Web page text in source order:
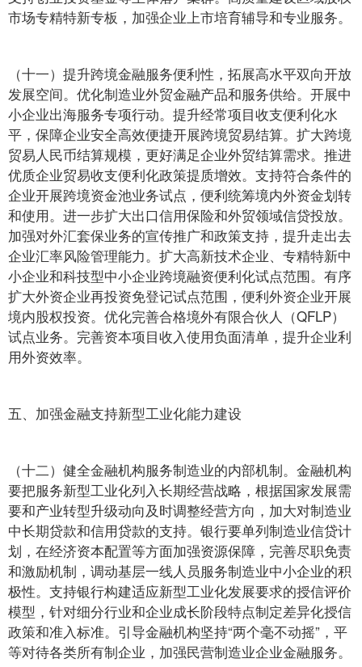
市场专精特新专板，加强企业上市培育辅导和专业服务。
（十一）提升跨境金融服务便利性，拓展高水平双向开放
发展空间。优化制造业外贸金融产品和服务供给。开展中
小企业出海服务专项行动。提升经常项目收支便利化水
平，保障企业安全高效便捷开展跨境贸易结算。扩大跨境
贸易人民币结算规模，更好满足企业外贸结算需求。推进
优质企业贸易收支便利化政策提质增效。支持符合条件的
企业开展跨境资金池业务试点，便利统筹境内外资金划转
和使用。进一步扩大出口信用保险和外贸领域信贷投放。
加强对外汇套保业务的宣传推广和政策支持，提升走出去
企业汇率风险管理能力。扩大高新技术企业、专精特新中
小企业和科技型中小企业跨境融资便利化试点范围。有序
扩大外资企业再投资免登记试点范围，便利外资企业开展
境内股权投资。优化完善合格境外有限合伙人（QFLP）
试点业务。完善资本项目收入使用负面清单，提升企业利
用外资效率。
五、加强金融支持新型工业化能力建设
（十二）健全金融机构服务制造业的内部机制。金融机构
要把服务新型工业化列入长期经营战略，根据国家发展需
要和产业转型升级动向及时调整经营方向，加大对制造业
中长期贷款和信用贷款的支持。银行要单列制造业信贷计
划，在经济资本配置等方面加强资源保障，完善尽职免责
和激励机制，调动基层一线人员服务制造业中小企业的积
极性。支持银行构建适应新型工业化发展要求的授信评价
模型，针对细分行业和企业成长阶段特点制定差异化授信
政策和准入标准。引导金融机构坚持“两个毫不动摇”，平
等对待各类所有制企业，加强民营制造业企业金融服务。